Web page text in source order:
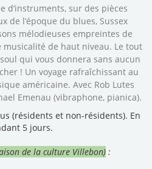
d’instruments, sur des pièces
de l’époque du blues, Sussex
mélodieuses empreintes de
musicalité de haut niveau. Le tout
qui vous donnera sans aucun
! Un voyage rafraîchissant au
américaine. Avec Rob Lutes
Emenau (vibraphone, pianica).
(résidents et non-résidents). En
5 jours.
de la culture Villebon) :